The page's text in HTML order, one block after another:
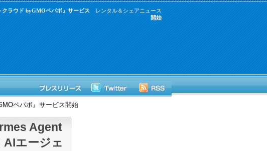
レンタル＆シェアニュース
ラウド byGMOペパボ』サービス
開始
ペパボ』サービス開始
Agent
AIエージェ